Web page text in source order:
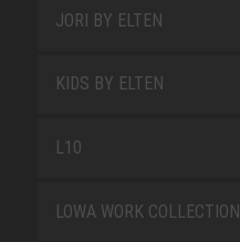
JORI BY ELTEN
KIDS BY ELTEN
L10
LOWA WORK COLLECTION